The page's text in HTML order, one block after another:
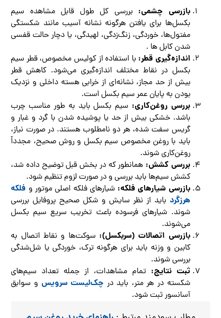
بازرسی چشمی: بررسی کل طول قابل مشاهده سیم
بکسل‌ها برای یافتن هرگونه نشانه آسیب مانند شکستگی
مفتول‌ها، خوردگی، زنگ‌زدگی، لهیدگی، یا دچار حالت قفسی
شدن کابل ها .
اندازه‌گیری قطر: با استفاده از کولیس مخصوص، قطر سیم
بکسل در نقاط مختلف اندازه‌گیری می‌شود. کاهش قطر
بیش از حد مجاز، نشانه‌ای از خرابی هسته داخلی و نزدیک
بودن به پایان عمر سیم بکسل است.
بررسی روغن‌کاری: سیم بکسل باید به طور مناسب چرب
باشد. خشکی بیش از حد یا پوشیده شدن با گرد و غبار و
گریس سفت شده، هر دو نامطلوب هستند. در صورت نیاز،
باید با روغن مخصوص سیم بکسل و روش صحیح، مجدداً
روغن‌کاری شوند.
بررسی کشش: همانطور که در بخش قبل توضیح داده شد،
کشش سیم‌ها باید بررسی و در صورت لزوم تنظیم شود.
بازرسی شیارهای فلکه: شیارهای فلکه اصلی موتور و فلکه
هرزگرد باید از نظر سایش و شکل صحیح پروفایل بررسی
شوند. شیارهای فرسوده باعث تخریب سریع سیم بکسل
می‌شوند.
بازرسی اتصالات (سربکسل): سوکت‌ها و نقاط اتصال به
کابین و وزنه باید برای هرگونه ترک، خوردگی یا شل‌شدگی
بررسی شوند.
ثبت نتایج: تمام مشاهدات، از جمله تعداد سیم‌های
شکسته در هر متر، باید در چک‌لیست سرویس و سوابق
آسانسور ثبت شود.